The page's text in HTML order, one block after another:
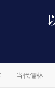
当代儒林